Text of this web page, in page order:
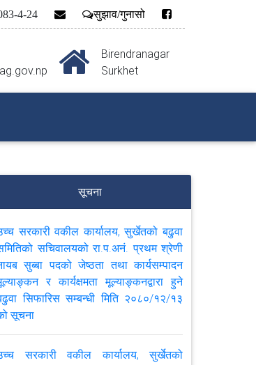
4-24 सुझाव/गुनासो
Birendranagar
Surkhet
सूचना
सरकारी वकील कार्यालय, सुर्खेतको बढुवा
सचिवालयको रा.प.अनं. प्रथम श्रेणी
सुब्बा पदको जेष्ठता तथा कार्यसम्पादन
र कार्यक्षमता मूल्याङ्कनद्वारा हुने
सिफारिस सम्बन्धी मिति २०८०/१२/१३
सूचना
सरकारी वकील कार्यालय, सुर्खेतको